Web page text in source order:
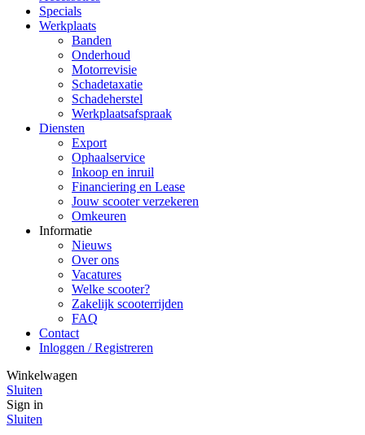
Specials
Werkplaats
Banden
Onderhoud
Motorrevisie
Schadetaxatie
Schadeherstel
Werkplaatsafspraak
Diensten
Export
Ophaalservice
Inkoop en inruil
Financiering en Lease
Jouw scooter verzekeren
Omkeuren
Informatie
Nieuws
Over ons
Vacatures
Welke scooter?
Zakelijk scooterrijden
FAQ
Contact
Inloggen / Registreren
Winkelwagen
Sluiten
Sign in
Sluiten